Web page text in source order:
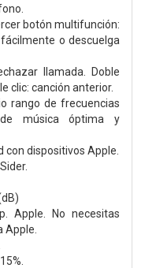
botón multifunción:
o descuelga
llamada. Doble
clic: canción anterior.
rango de frecuencias
música óptima y
dispositivos Apple.
Apple. No necesitas
Apple.